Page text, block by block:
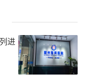
进